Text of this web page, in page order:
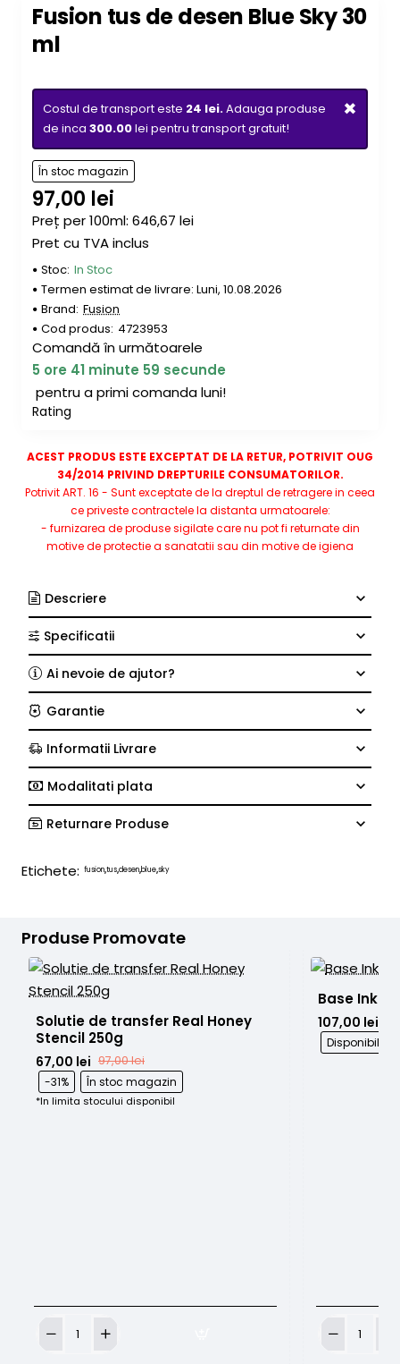
* poza este informativa
Fusion tus de desen Blue Sky 30
ml
×
Costul de transport este 24 lei.Adauga produse
de inca 300.00lei pentru transport gratuit!
Rating
În stoc magazin
97,00 lei
Preț per 100ml: 646,67 lei
Pret cu TVA inclus
Stoc: In Stoc
Termen estimat de livrare: Luni, 10.08.2026
Brand: Fusion
Cod produs: 4723953
Comandă în următoarele
5 ore 41 minute 59 secunde
pentru a primi comanda luni!
ACEST PRODUS ESTE EXCEPTAT DE LA RETUR, POTRIVIT OUG
34/2014 PRIVIND DREPTURILE CONSUMATORILOR.
Potrivit ART. 16 - Sunt exceptate de la dreptul de retragere in ceea
ce priveste contractele la distanta urmatoarele:
- furnizarea de produse sigilate care nu pot fi returnate din
motive de protectie a sanatatii sau din motive de igiena
Descriere
Specificatii
Ai nevoie de ajutor?
Garantie
Informatii Livrare
Modalitati plata
Returnare Produse
Etichete: fusion,tus,desen,blue,sky
Produse Promovate
Solutie de transfer Real Honey
Stencil 250g
În stoc magazin
*In limita stocului disponibil
-31%
67,00 lei 97,00 lei
Solutie
Base Ink
Disponibil la
107,00 lei